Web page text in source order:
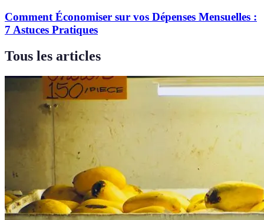
Comment Économiser sur vos Dépenses Mensuelles :
7 Astuces Pratiques
Tous les articles